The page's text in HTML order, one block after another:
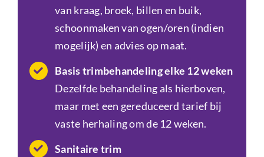
van kraag, broek, billen en buik,
schoonmaken van ogen/oren (indien
mogelijk) en advies op maat.
Basis trimbehandeling elke 12 weken
Dezelfde behandeling als hierboven,
maar met een gereduceerd tarief bij
vaste herhaling om de 12 weken.
Sanitaire trim